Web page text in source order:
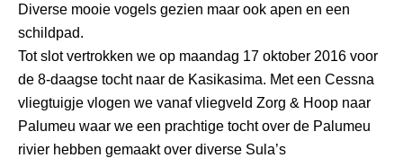
Diverse mooie vogels gezien maar ook apen en een
schildpad.
Tot slot vertrokken we op maandag 17 oktober 2016 voor
de 8-daagse tocht naar de Kasikasima. Met een Cessna
vliegtuigje vlogen we vanaf vliegveld Zorg & Hoop naar
Palumeu waar we een prachtige tocht over de Palumeu
rivier hebben gemaakt over diverse Sula’s